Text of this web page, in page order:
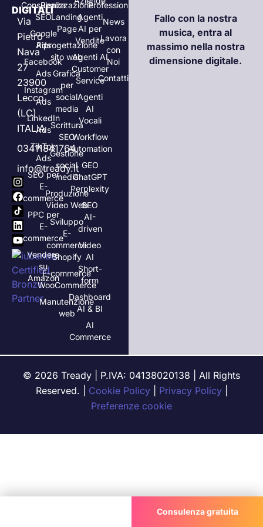
Consulenza gratuita
DIGITALI
Via
Pietro
Nava
27
23900
Lecco
(LC)
ITALIA
03411841764
info@tready.it
Consulenza
SEO
Google
Ads
Facebook
Ads
Instagram
Ads
LinkedIn
Ads
TikTok
Ads
SEO per
E-
commerce
PPC per
E-
commerce
Vendere
su
Amazon
Realizzazione
Landing
Page
Riprogettazione
sito web
Grafica
per
social
media
Scrittura
SEO
Gestione
social
media
Produzione
Video Web
Sviluppo
E-
commerce
Shopify
E-commerce
WooCommerce
Manutenzione
web
Agenti
AI per
Vendite
Agenti AI
Customer
Service
Agenti
AI
Vocali
Workflow
Automation
GEO
ChatGPT
Perplexity
SEO
AI-
driven
Video
AI
Short-
form
Dashboard
AI & BI
AI
Commerce
Professionisti
News
Lavora
con
Noi
Contatti
Fallo con la nostra
musica, entra al
massimo nella nostra
dimensione digitale.
© 2026 Tready | P.IVA: 04138020138 | All Rights
Reserved. | Cookie Policy| Privacy Policy|
Preferenze cookie